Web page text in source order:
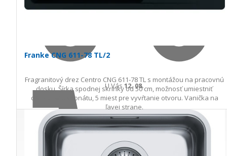
U Vás12. 08.
Franke CNG 611-78 TL/2
Fragranitový drez Centro CNG 611-78 TL s montážou na pracovnú
dosku. Šírka spodnej skrinky od 50 cm, možnosť umiestniť
dávkovač saponátu, 5 miest pre vyvŕtanie otvoru. Vanička na
ľavej strane.
257,00 €
s DPH · doprava zdarma
do 3 prac. dní